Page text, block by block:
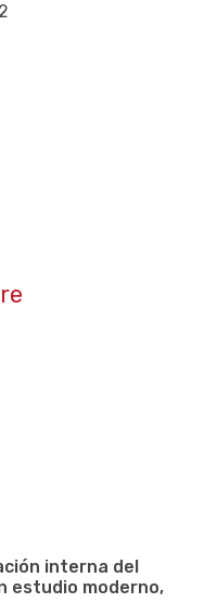
interna del
estudio moderno,